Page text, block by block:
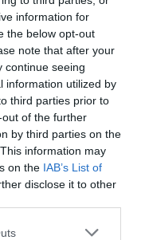
information for
the below opt-out
note that after your
continue seeing
information utilized by
third parties prior to
of the further
by third parties on the
information may
on the IAB’s List of
disclose it to other
Atlas del